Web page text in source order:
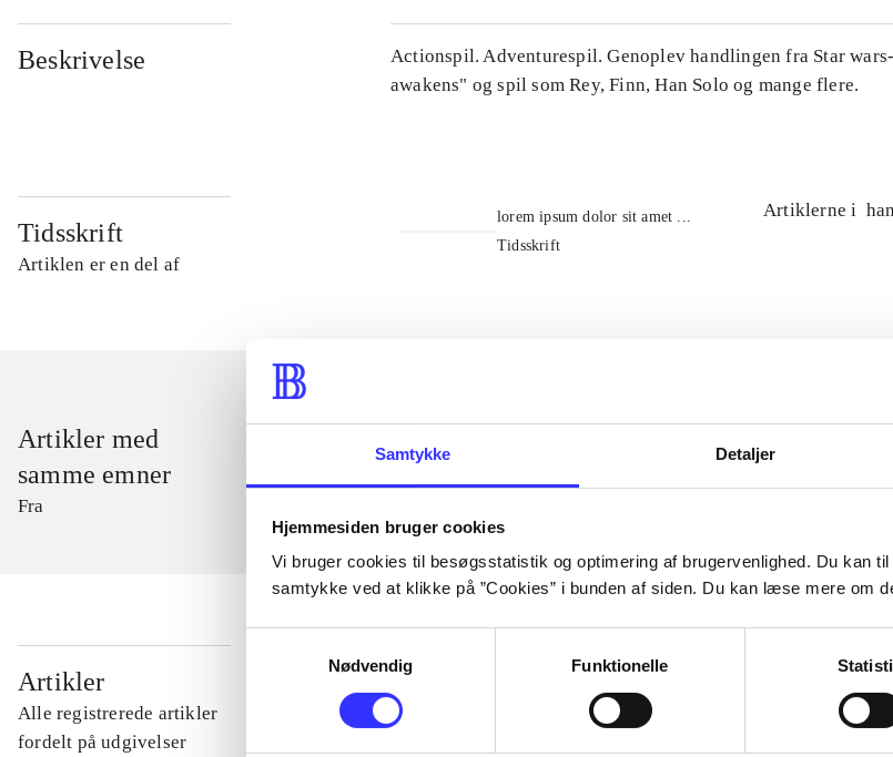
Samtykke Detaljer
Hjemmesiden bruger cookies
Vi bruger cookies til besøgsstatistik og optimering af brugervenlighed. Du kan
samtykke ved at klikke på ”Cookies” i bunden af siden. Du kan læse mere om
Nødvendig
Funktionelle
Beskrivelse
Actionspil. Adventurespil. Genoplev handlingen fra Star
awakens" og spil som Rey, Finn, Han Solo og mange flere.
Tidsskrift
Artiklen er en del af
lorem ipsum dolor sit amet ...
Tidsskrift
Artiklerne i
Artikler med
samme emner
Fra
Artikler
Alle registrerede artikler
fordelt på udgivelser
...